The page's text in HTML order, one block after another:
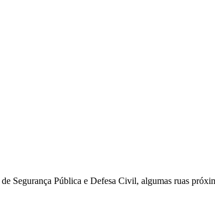
Segurança Pública e Defesa Civil, algumas ruas